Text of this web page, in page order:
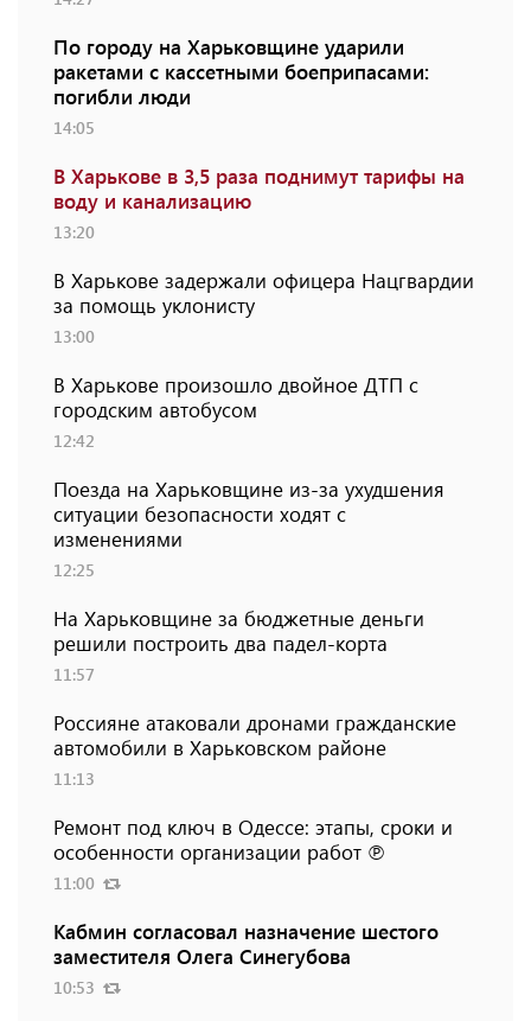
По городу на Харьковщине ударили
ракетами с кассетными боеприпасами:
погибли люди
14:05
В Харькове в 3,5 раза поднимут тарифы на
воду и канализацию
13:20
В Харькове задержали офицера Нацгвардии
за помощь уклонисту
13:00
В Харькове произошло двойное ДТП с
городским автобусом
12:42
Поезда на Харьковщине из-за ухудшения
ситуации безопасности ходят с
изменениями
12:25
На Харьковщине за бюджетные деньги
решили построить два падел-корта
11:57
Россияне атаковали дронами гражданские
автомобили в Харьковском районе
11:13
Ремонт под ключ в Одессе: этапы, сроки и
особенности организации работ ℗
11:00
Кабмин согласовал назначение шестого
заместителя Олега Синегубова
10:53